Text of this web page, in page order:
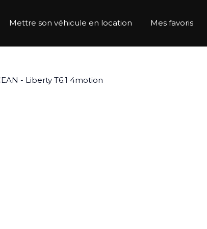
Mettre son véhicule en location Mes favoris
- Liberty T6.1 4motion